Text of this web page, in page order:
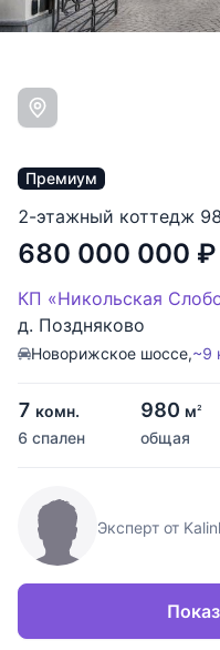
Премиум
2-этажный коттедж
680 000 000 ₽
КП «Никольская
д. Поздняково
Новорижское шоссе,~9
7 комн.
6 спален
980 м2
общая
Эксперт от